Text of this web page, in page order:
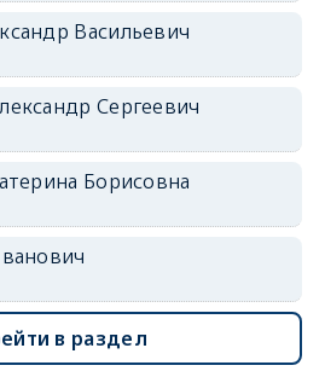
Васильевич
Сергеевич
Борисовна
в раздел